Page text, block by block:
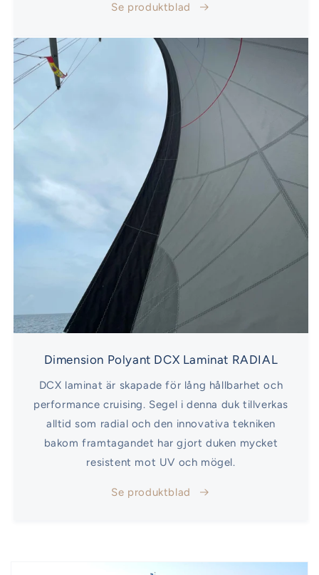
Se produktblad
Dimension Polyant DCX Laminat RADIAL
DCX laminat är skapade för lång hållbarhet och
performance cruising. Segel i denna duk tillverkas
alltid som radial och den innovativa tekniken
bakom framtagandet har gjort duken mycket
resistent mot UV och mögel.
Se produktblad